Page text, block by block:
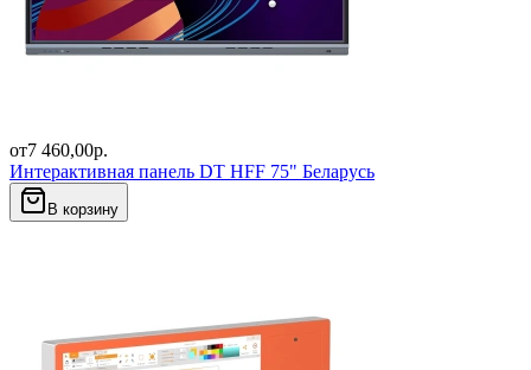
от7 460,00р.
Интерактивная панель DT HFF 75" Беларусь
В корзину